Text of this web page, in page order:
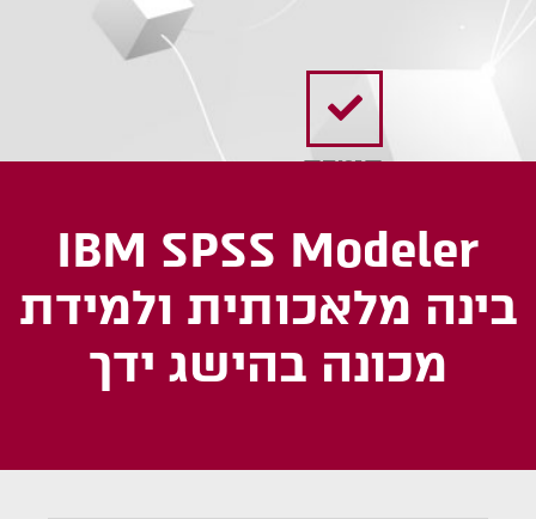
תומכת
IBM SPSS Modeler
בינה מלאכותית ולמידת
מכונה בהישג ידך